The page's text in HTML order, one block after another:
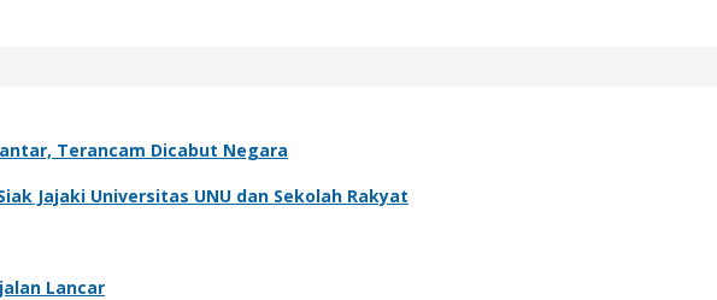
Terancam Dicabut Negara
Jajaki Universitas UNU dan Sekolah Rakyat
Lancar